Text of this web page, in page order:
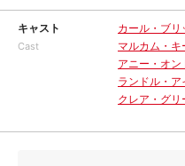
キャスト
Cast
カール・ブ
マルカム・
アニー・オ
ランドル・
クレア・グ